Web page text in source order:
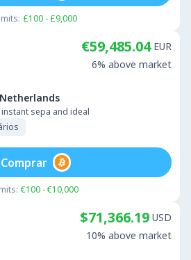
£100 - £9,000
Netherlands
sepa and ideal
€59,485.04 EUR
6% above market
€100 - €10,000
Comprar
$71,366.19 USD
10% above market